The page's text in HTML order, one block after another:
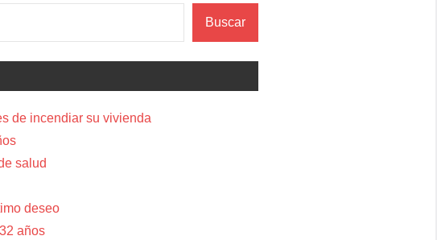
Buscar
de incendiar su vivienda
salud
deseo
años